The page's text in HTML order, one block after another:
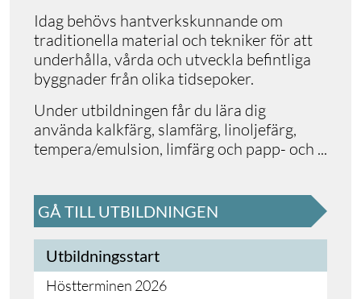
Idag behövs hantverkskunnande om
traditionella material och tekniker för att
underhålla, vårda och utveckla befintliga
byggnader från olika tidsepoker.
Under utbildningen får du lära dig
använda kalkfärg, slamfärg, linoljefärg,
tempera/emulsion, limfärg och papp- och ...
GÅ TILL UTBILDNINGEN
Utbildningsstart
Höstterminen 2026